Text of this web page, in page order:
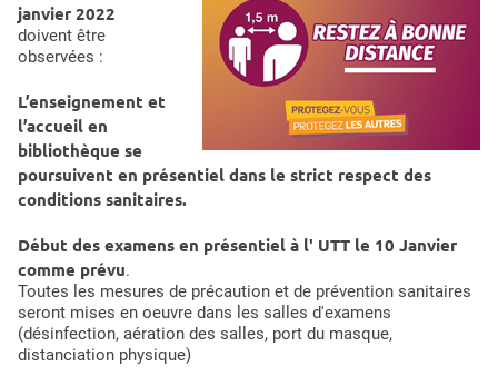
janvier 2022
doivent être
observées :
L’enseignement et
l’accueil en
bibliothèque se
poursuivent en présentiel dans le strict respect des
conditions sanitaires.
Début des examens en présentiel à l' UTT le 10 Janvier
comme prévu.
Toutes les mesures de précaution et de prévention sanitaires
seront mises en oeuvre dans les salles d'examens
(désinfection, aération des salles, port du masque,
distanciation physique)